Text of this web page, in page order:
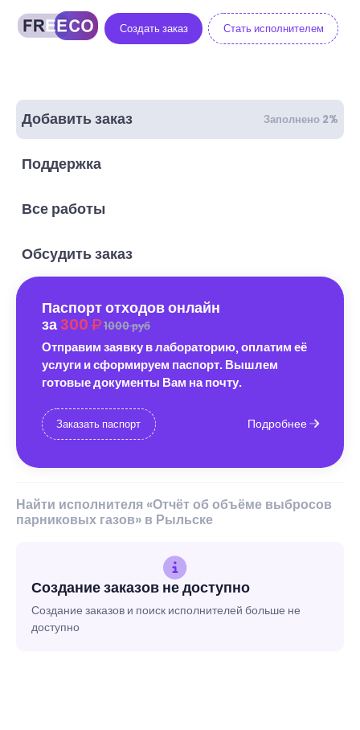
Создать заказ Стать исполнителем
Добавить заказ Заполнено 2%
Поддержка
Все работы
Обсудить заказ
Паспорт отходов онлайн
за 300 1000 руб
Отправим заявку в лабораторию, оплатим её
услуги и сформируем паспорт. Вышлем
готовые документы Вам на почту.
Заказать паспорт Подробнее
Найти исполнителя «Отчёт об объёме выбросов
парниковых газов» в Рыльске
Создание заказов не доступно
Создание заказов и поиск исполнителей больше не
доступно